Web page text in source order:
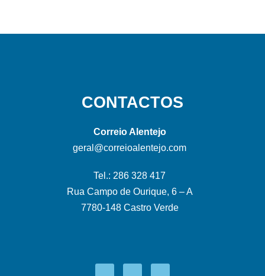
CONTACTOS
Correio Alentejo
geral@correioalentejo.com
Tel.: 286 328 417
Rua Campo de Ourique, 6 – A
7780-148 Castro Verde